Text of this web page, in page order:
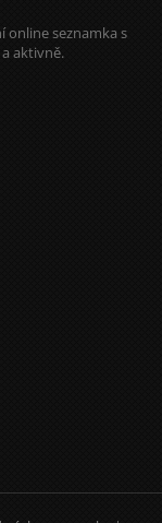
online seznamka s
aktivně.